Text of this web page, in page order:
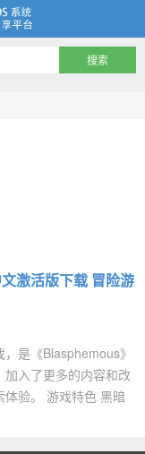
激活版下载 冒险游
是《Blasphemous》
入了更多的内容和改
验。 游戏特色 黑暗